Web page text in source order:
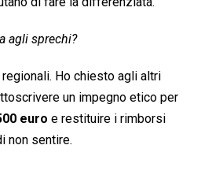
agli sprechi?
Ho chiesto agli altri
un impegno etico per
euro e restituire i rimborsi
non sentire.